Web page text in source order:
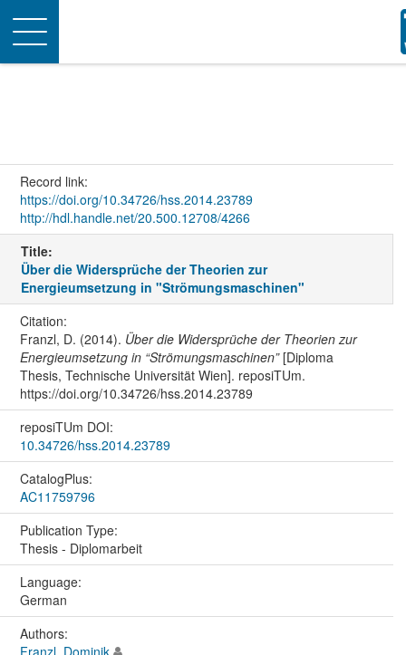
Toggle
navigation
Record link:
https://doi.org/10.34726/hss.2014.23789
http://hdl.handle.net/20.500.12708/4266
Title:
Über die Widersprüche der Theorien zur
Energieumsetzung in "Strömungsmaschinen"
Citation:
Franzl, D. (2014). Über die Widersprüche der Theorien zur
Energieumsetzung in “Strömungsmaschinen”[Diploma
Thesis, Technische Universität Wien]. reposiTUm.
https://doi.org/10.34726/hss.2014.23789
reposiTUm DOI:
10.34726/hss.2014.23789
CatalogPlus:
AC11759796
Publication Type:
Thesis - Diplomarbeit
Language:
German
Authors:
Franzl, Dominik